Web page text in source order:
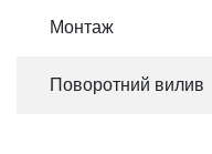
Монтаж
Поворотний вилив